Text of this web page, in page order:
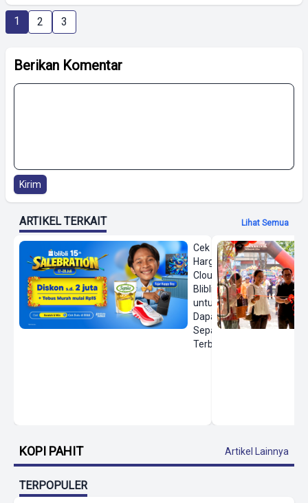
1 2 3
Berikan Komentar
Kirim
ARTIKEL TERKAIT Lihat Semua
Cek
Harga On
Cloud di
Blibli
untuk
Dapatkan
Sepatu
Terbaru
KOPI PAHIT Artikel Lainnya
TERPOPULER